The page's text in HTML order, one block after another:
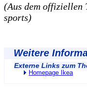
(Aus dem offiziellen
sports)
Weitere
Externe Links zum
Homepage Ikea